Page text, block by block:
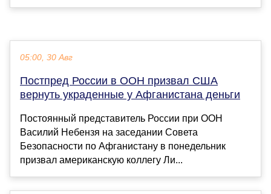
05:00, 30 Авг
Постпред России в ООН призвал США
вернуть украденные у Афганистана деньги
Постоянный представитель России при ООН
Василий Небензя на заседании Совета
Безопасности по Афганистану в понедельник
призвал американскую коллегу Ли...